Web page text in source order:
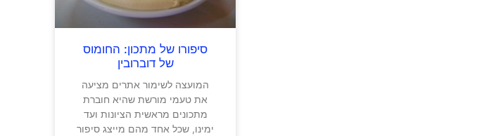
סיפורו של מתכון: החומוס
של דוברובין
המועצה לשימור אתרים מציעה
את טעמי מורשת שהיא חוברת
מתכונים מראשית הציונות ועד
ימינו, שכל אחד מהם מייצג סיפור